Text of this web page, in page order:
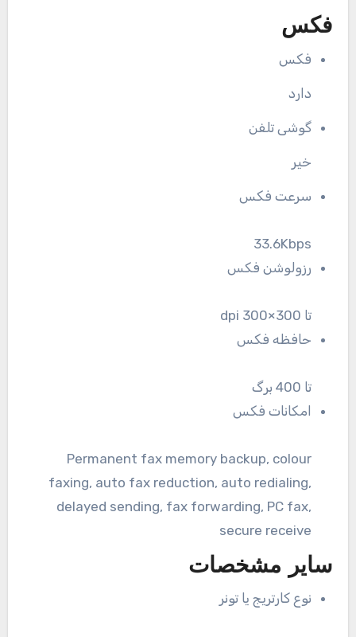
فکس
فکس
دارد
گوشی تلفن
خیر
سرعت فکس
33.6Kbps
رزولوشن فکس
تا 300×300 dpi
حافظه فکس
تا 400 برگ
امکانات فکس
Permanent fax memory backup, colour
faxing, auto fax reduction, auto redialing,
delayed sending, fax forwarding, PC fax,
secure receive
سایر مشخصات
نوع کارتریج یا تونر